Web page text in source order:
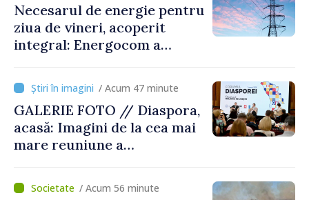
Necesarul de energie pentru
ziua de vineri, acoperit
integral: Energocom a
/ Acum 47 minute
GALERIE FOTO // Diaspora,
acasă: Imagini de la cea mai
mare reuniune a
hotare
/ Acum 56 minute